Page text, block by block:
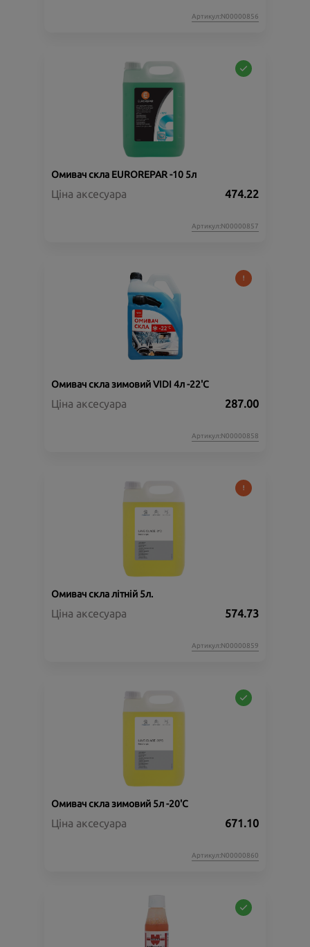
Артикул:N00000856
Омивач скла EUROREPAR -10 5л
Ціна аксесуара 474.22
Артикул:N00000857
Омивач скла зимовий VIDI 4л -22'C
Ціна аксесуара 287.00
Артикул:N00000858
Омивач скла літній 5л.
Ціна аксесуара 574.73
Артикул:N00000859
Омивач скла зимовий 5л -20'C
Ціна аксесуара 671.10
Артикул:N00000860